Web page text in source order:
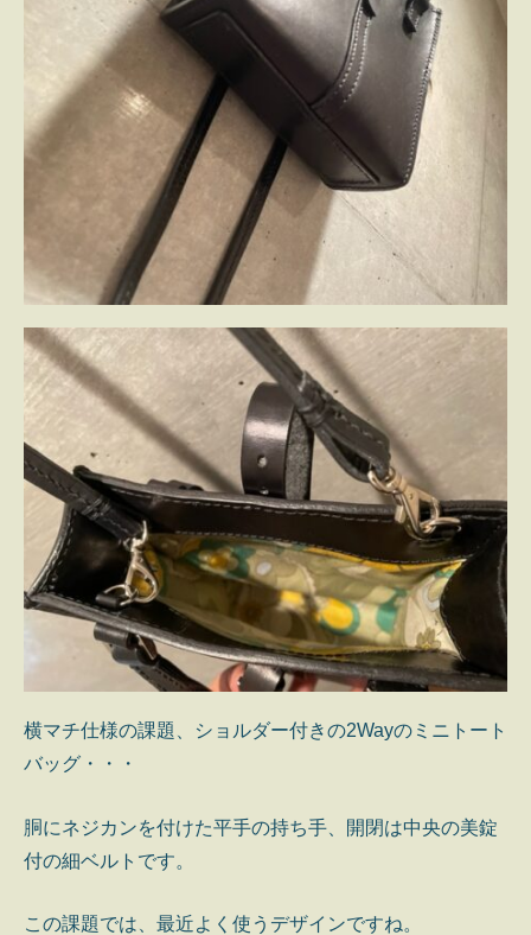
横マチ仕様の課題、ショルダー付きの2Wayのミニトート
バッグ・・・
胴にネジカンを付けた平手の持ち手、開閉は中央の美錠
付の細ベルトです。
この課題では、最近よく使うデザインですね。